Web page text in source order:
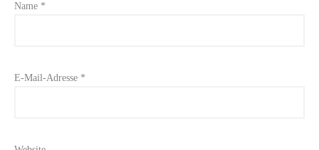
Name *
E-Mail-Adresse *